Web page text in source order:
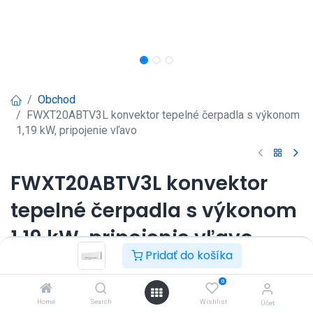
Pridať do košíka
Home Search
0
Wishlist Účet
Obchod
FWXT20ABTV3L konvektor tepelné čerpadla s výkonom
1,19 kW, pripojenie vľavo
FWXT20ABTV3L konvektor
tepelné čerpadla s výkonom
1,19 kW, pripojenie vľavo
FWXT20ABTV3L
Ovládač nie je súčasťou dodávky, je potrebné ho objednať
zvlášť.